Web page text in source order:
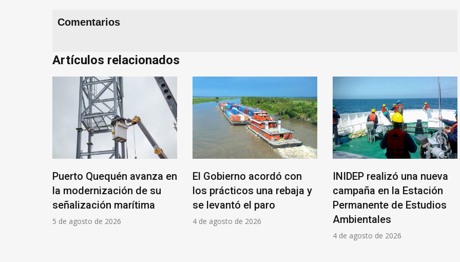
Comentarios
Artículos relacionados
Puerto Quequén avanza en
la modernización de su
señalización marítima
5 de agosto de 2026
El Gobierno acordó con
los prácticos una rebaja y
se levantó el paro
4 de agosto de 2026
INIDEP realizó una nueva
campaña en la Estación
Permanente de Estudios
Ambientales
4 de agosto de 2026